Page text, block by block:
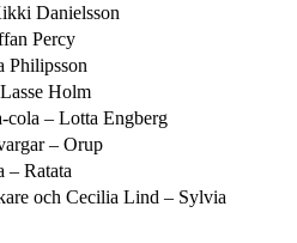
Danielsson
Percy
Philipsson
Holm
cola – Lotta Engberg
– Orup
– Ratata
och Cecilia Lind – Sylvia